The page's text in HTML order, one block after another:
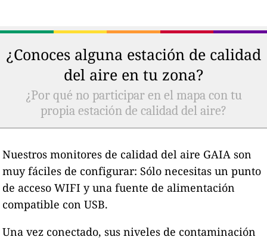
¿Conoces alguna estación de calidad
del aire en tu zona?
¿Por qué no participar en el mapa con tu
propia estación de calidad del aire?
Nuestros monitores de calidad del aire GAIA son
muy fáciles de configurar: Sólo necesitas un punto
de acceso WIFI y una fuente de alimentación
compatible con USB.
Una vez conectado, sus niveles de contaminación